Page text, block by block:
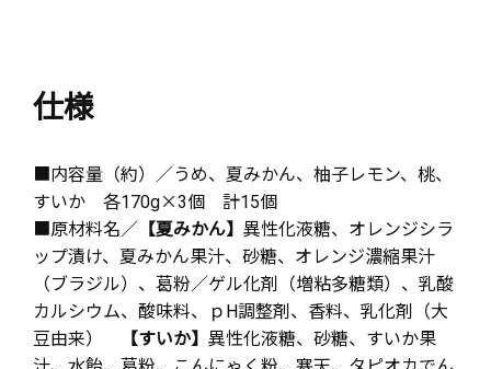
仕様
■内容量（約）／うめ、夏みかん、柚子レモン、桃、
すいか 各170g×3個 計15個
■原材料名／ 【夏みかん】 異性化液糖、オレンジシラ
ップ漬け、夏みかん果汁、砂糖、オレンジ濃縮果汁
（ブラジル）、葛粉／ゲル化剤（増粘多糖類）、乳酸
カルシウム、酸味料、ｐH調整剤、香料、乳化剤（大
豆由来）
【すいか】 異性化液糖、砂糖、すいか果